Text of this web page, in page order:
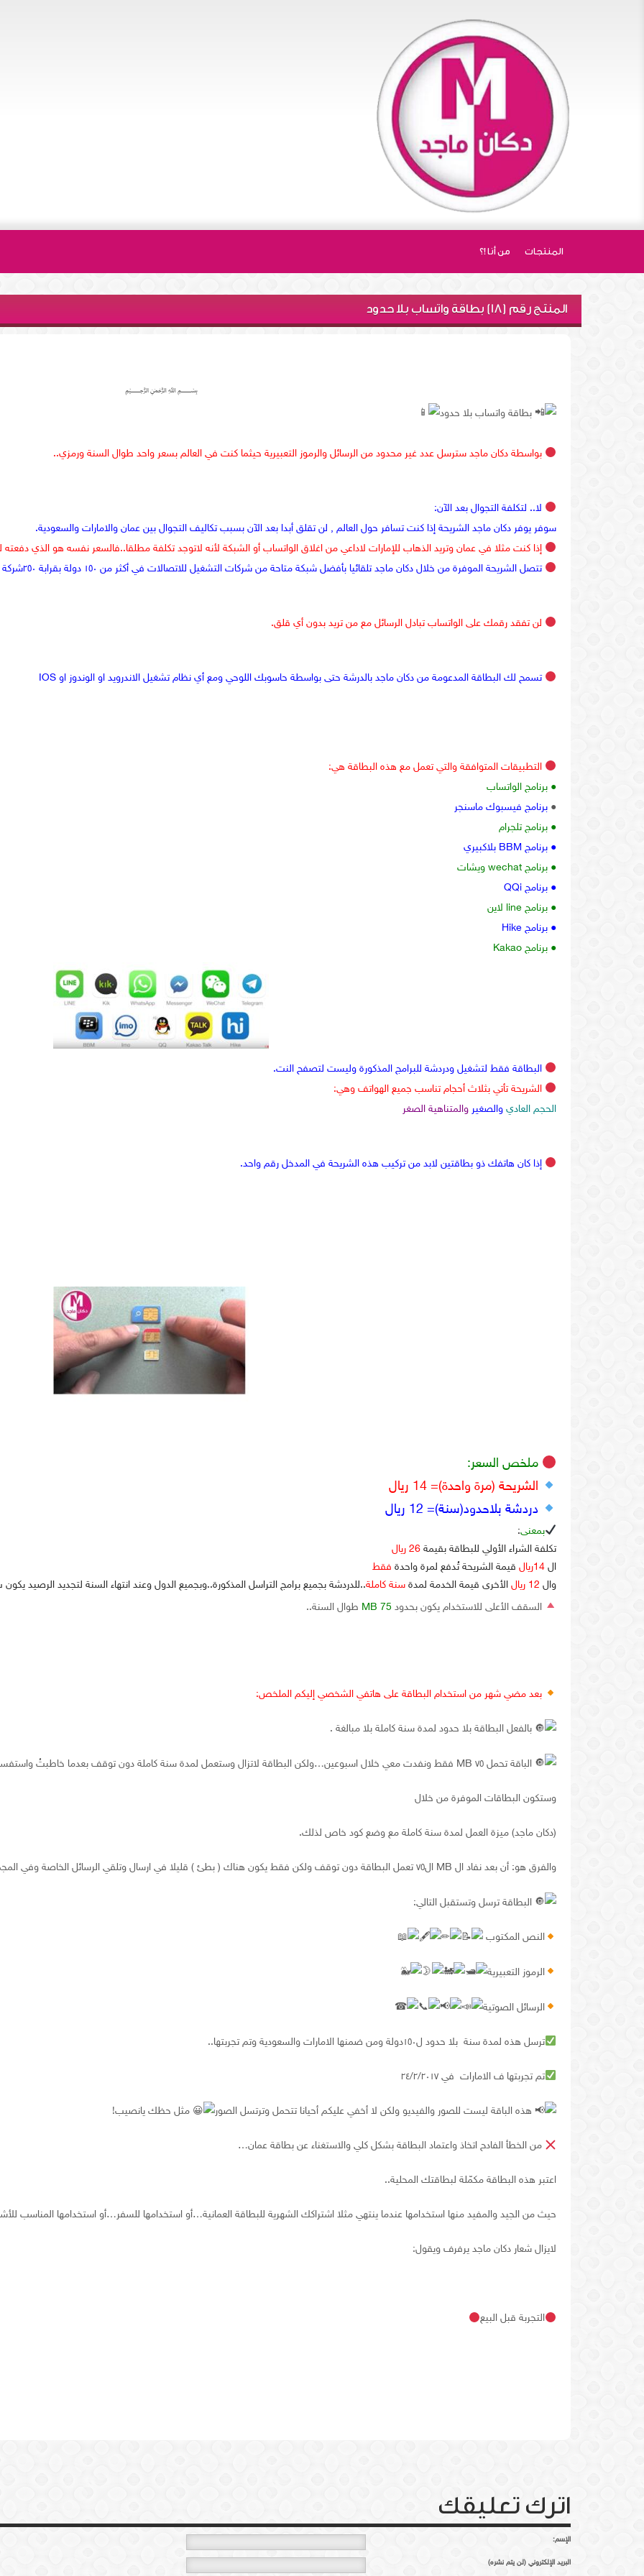
المنتجات من أنا !؟
المنتج رقم (18) بطاقة واتساب بلا حدود
﷽
بطاقة واتساب بلا حدود
بواسطة دكان ماجد سترسل عدد غير محدود من الرسائل والرموز التعبيرية حيثما كنت في العالم بسعر واحد طوال السنة ورمزي..
لا.. لتكلفة التجوال بعد الآن:
سوفر يوفر دكان ماجد الشريحة إذا كنت تسافر حول العالم , لن تقلق أبدا بعد الآن بسبب تكاليف التجوال بين عمان والامارات والسعودية.
إذا كنت مثلا في عمان وتريد الذهاب للإمارات لاداعي من اغلاق الواتساب أو الشبكة لأنه لاتوجد تكلفة مطلقا..فالسعر نفسه هو الذي
تتصل الشريحة الموفرة من خلال دكان ماجد تلقائيا بأفضل شبكة متاحة من شركات التشغيل للاتصالات في أكثر من ١٥٠ دولة بقرابة ٢٥٠شركة اتصالات حول العالم.
لن تفقد رقمك على الواتساب تبادل الرسائل مع من تريد بدون أي قلق.
تسمح لك البطاقة المدعومة من دكان ماجد بالدرشة حتى بواسطة حاسوبك اللوحي ومع أي نظام تشغيل الاندرويد او الوندوز او IOS
التطبيقات المتوافقة والتي تعمل مع هذه البطاقة هي:
● برنامج الواتساب
● برنامج فيسبوك ماسنجر
● برنامج تلجرام
● برنامج BBM بلاكبيري
● برنامج wechat ويشات
● برنامج QQi
● برنامج line لاين
● برنامج Hike
● برنامج Kakao
البطاقة فقط لتشغيل ودردشة للبرامج المذكورة وليست لتصفح النت.
الشريحة تأتي بثلاث أحجام تناسب جميع الهواتف وهي:
الحجم العادي والصغير والمتناهية الصغر
إذا كان هاتفك ذو بطاقتين لابد من تركيب هذه الشريحة في المدخل رقم واحد.
ملخص السعر:
الشريحة (مرة واحدة)= 14 ريال
دردشة بلاحدود(سنة)= 12 ريال
بمعنى:
تكلفة الشراء الأولي للبطاقة بقيمة 26 ريال
ال 14ريال قيمة الشريحة تُدفع لمرة واحدة فقط
وال 12 ريال الأخرى قيمة الخدمة لمدة سنة كاملة..للدردشة بجميع برامج التراسل المذكورة..وبجميع الدول وعند انتهاء السنة لتجديد الرصيد يكون ب ١٢ريال
السقف الأعلى للاستخدام يكون بحدود 75 MB طوال السنة..
بعد مضي شهر من استخدام البطاقة على هاتفي الشخصي إليكم الملخص:
بالفعل البطاقة بلا حدود لمدة سنة كاملة بلا مبالغة .
الباقة تحمل ٧٥ MB فقط ونفدت معي خلال اسبوعين…ولكن البطاقة لاتزال وستعمل لمدة سنة كاملة دون توقف بعدما خاطبتُ واستفسرتُ من الشركة مباشرة…
وستكون البطاقات الموفرة من خلال
(دكان ماجد) ميزة العمل لمدة سنة كاملة مع وضع كود خاص لذلك.
والفرق هو: أن بعد نفاد ال MB ال٧٥ تعمل البطاقة دون توقف ولكن فقط يكون هناك ( بطئ ) قليلا في ارسال وتلقي الرسائل الخاصة وفي المجموعات.
البطاقة ترسل وتستقبل التالي:
النص المكتوب
الرموز التعبيرية
الرسائل الصوتية
ترسل هذه لمدة سنة بلا حدود ل١٥٠دولة ومن ضمنها الامارات والسعودية وتم تجربتها..
تم تجربتها ف الامارات في ٢٤/٢/٢٠١٧
هذه الباقة ليست للصور والفيديو ولكن لا أخفي عليكم أحيانا تتحمل وترتسل الصور مثل حظك يانصيب!
من الخطأ الفادح اتخاذ واعتماد البطاقة بشكل كلي والاستغناء عن بطاقة عمان…
اعتبر هذه البطاقة مكمّلة لبطاقتك المحلية..
حيث من الجيد والمفيد منها استخدامها عندما ينتهي مثلا اشتراكك الشهرية للبطاقة العمانية…أو استخدامها للسفر…أو استخدامها المناسب
لايزال شعار دكان ماجد يرفرف ويقول:
التجربة قبل البيع
اترك تعليقك
الإسم:
البريد الإلكتروني (لن يتم نشره)